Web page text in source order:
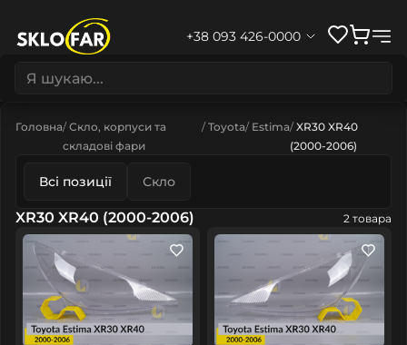
+38 093 426-0000
Головна Скло, корпуси та
складові фари
Toyota Estima XR30 XR40
(2000-2006)
Всі позиції Скло
XR30 XR40 (2000-2006) 2 товара